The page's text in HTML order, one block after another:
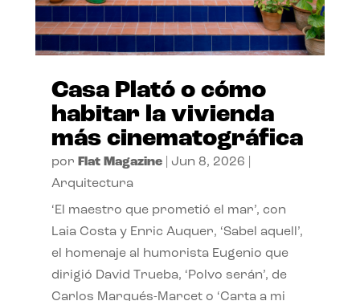
Casa Plató o cómo
habitar la vivienda
más cinematográfica
por Flat Magazine| Jun 8, 2026
Arquitectura
‘El maestro que prometió el mar’, con
Laia Costa y Enric Auquer, ‘Sabel aquell’,
el homenaje al humorista Eugenio que
dirigió David Trueba, ‘Polvo serán’, de
Carlos Marqués-Marcet o ‘Carta a mi